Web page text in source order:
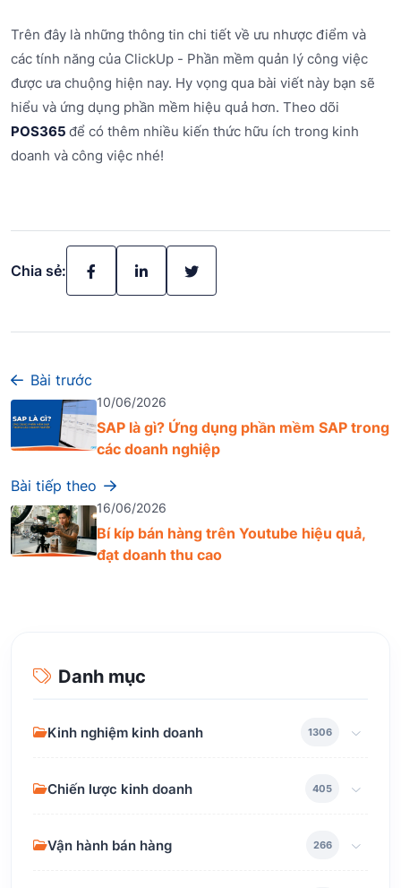
Trên đây là những thông tin chi tiết về ưu nhược điểm và
các tính năng của ClickUp - Phần mềm quản lý công việc
được ưa chuộng hiện nay. Hy vọng qua bài viết này bạn sẽ
hiểu và ứng dụng phần mềm hiệu quả hơn. Theo dõi
POS365 để có thêm nhiều kiến thức hữu ích trong kinh
doanh và công việc nhé!
Chia sẻ:
Bài trước
10/06/2026
SAP là gì? Ứng dụng phần mềm SAP trong
các doanh nghiệp
Bài tiếp theo
16/06/2026
Bí kíp bán hàng trên Youtube hiệu quả,
đạt doanh thu cao
Danh mục
Kinh nghiệm kinh doanh 1306
Chiến lược kinh doanh 405
Vận hành bán hàng 266